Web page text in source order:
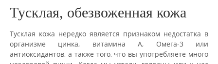
Тусклая, обезвоженная кожа
Тусклая кожа нередко является признаком недостатка в
организме цинка, витамина A, Омега-3 или
антиоксидантов, а также того, что вы употребляете много